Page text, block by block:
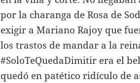
por la charanga de Rosa de
exigir a Mariano Rajoy que
los trastos de mandar a la
#SoloTeQuedaDimitir era el
quedó en patético ridículo de